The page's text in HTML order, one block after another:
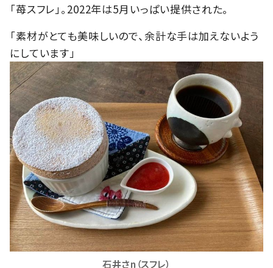
「苺スフレ」。2022年は5月いっぱい提供された。
「素材がとても美味しいので、余計な手は加えないよう
にしています」
石井さn（スフレ）